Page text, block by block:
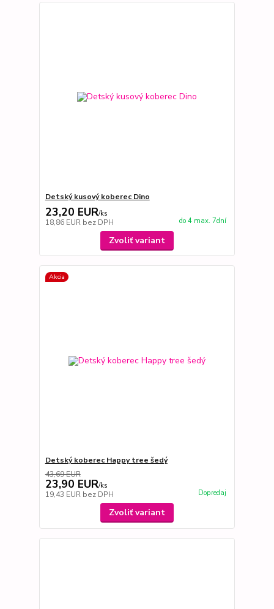
Detský kusový koberec Dino
23,20 EUR/ks
18,86 EUR bez DPH do 4 max. 7dní
Zvoliť variant
Akcia
Detský koberec Happy tree šedý
43,69 EUR
23,90 EUR/ks
19,43 EUR bez DPH Dopredaj
Zvoliť variant